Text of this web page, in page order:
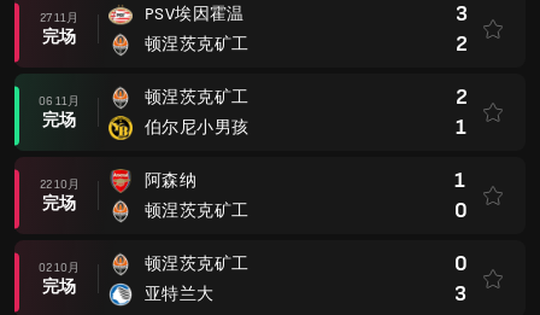
27 11月
完场
PSV埃因霍温
顿涅茨克矿工
3
2
06 11月
完场
顿涅茨克矿工
伯尔尼小男孩
2
1
22 10月
完场
阿森纳
顿涅茨克矿工
1
0
02 10月
完场
顿涅茨克矿工
亚特兰大
0
3